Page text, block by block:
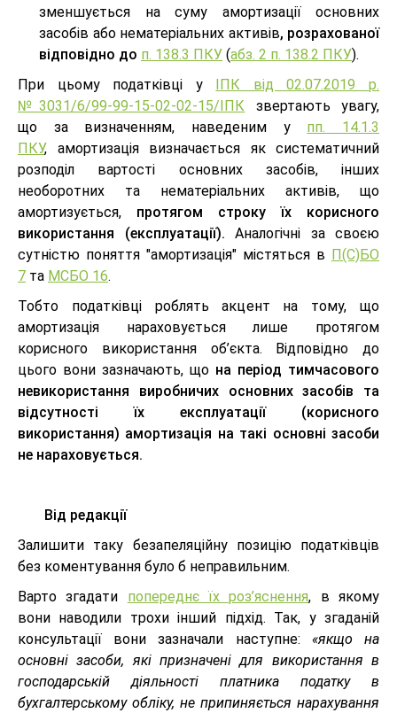
зменшується на суму амортизації основних
засобів або нематеріальних активів, розрахованої
відповідно до п. 138.3 ПКУ (абз. 2 п. 138.2 ПКУ).
При цьому податківці у ІПК від 02.07.2019 р.
№3031/6/99-99-15-02-02-15/ІПК звертають увагу,
що за визначенням, наведеним у пп. 14.1.3
ПКУ, амортизація визначається як систематичний
розподіл вартості основних засобів, інших
необоротних та нематеріальних активів, що
амортизується, протягом строку їх корисного
використання (експлуатації). Аналогічні за своєю
сутністю поняття "амортизація" містяться в П(С)БО
7 та МСБО 16.
Тобто податківці роблять акцент на тому, що
амортизація нараховується лише протягом
корисного використання об’єкта. Відповідно до
цього вони зазначають, що на період тимчасового
невикористання виробничих основних засобів та
відсутності їх експлуатації (корисного
використання) амортизація на такі основні засоби
не нараховується.
Від редакції
Залишити таку безапеляційну позицію податківців
без коментування було б неправильним.
Варто згадати попереднє їх роз’яснення, в якому
вони наводили трохи інший підхід. Так, у згаданій
консультації вони зазначали наступне: «якщо на
основні засоби, які призначені для використання в
господарській діяльності платника податку в
бухгалтерському обліку, не припиняється нарахування